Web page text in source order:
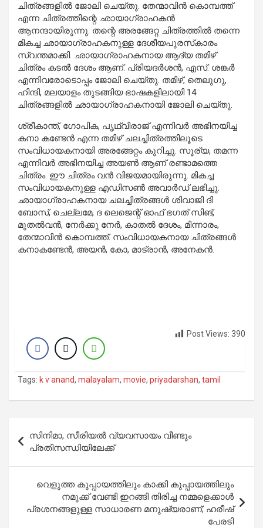
ചിത്രങ്ങളില്‍ ജോലി ചെയ്തു. തേന്മാവിന്‍ കൊമ്പത്ത്
എന്ന ചിത്രത്തിന്റെ ഛായാഗ്രാഹകന്‍
ആനന്ദായിരുന്നു. തന്റെ അരങ്ങേറ്റ ചിത്രത്തില്‍ തന്നെ
മികച്ച ഛായാഗ്രാഹകനുള്ള ദേശീയപുരസ്‌കാരം
സ്വന്തമാക്കി. ഛായാഗ്രാഹകനായ ആദ്യ തമിഴ്
ചിത്രം കടല്‍ ദേശം ആണ്. പ്രിയദര്‍ശന്‍, എസ്. ശങ്കര്‍
എന്നിവരോടൊപ്പം ജോലി ചെയ്തു. തമിഴ്, തെലുഗു,
ഹിന്ദി, മലയാളം തുടങ്ങിയ ഭാഷകളിലായി 14
ചിത്രങ്ങളില്‍ ഛായാഗ്രാഹകനായി ജോലി ചെയ്തു.
ശ്രീകാന്ത്, ഗോപിക, പൃഥ്വിരാജ് എന്നിവര്‍ അഭിനയിച്ച
കനാ കണ്ടേന്‍ എന്ന തമിഴ് ചലച്ചിത്രത്തിലൂടെ
സംവിധായകനായി അരങ്ങേറ്റം കുറിച്ചു. സൂര്യ, തമന്ന
എന്നിവര്‍ അഭിനയിച്ച അയണ്‍ ആണ് രണ്ടാമത്തെ
ചിത്രം. ഈ ചിത്രം വന്‍ വിജയമായിരുന്നു. മികച്ച
സംവിധായകനുള്ള എഡിസണ്‍ അവാര്‍ഡ് ലഭിച്ചു.
ഛായാഗ്രാഹകനായ ചലച്ചിത്രങ്ങള്‍ ശിവാജി ദി
ബോസ്, ചെല്ലമേ, ദ ലെജെന്റ് ഓഫ് ഭഗത് സിങ്,
മുതല്‍വന്‍, നേര്‍ക്കു നേര്‍, കാതല്‍ ദേശം, മിന്നാരം,
തേന്മാവിന്‍ കൊമ്പത്ത്. സംവിധായകനായ ചിത്രങ്ങള്‍
കനാകണ്ടേന്‍, അയന്‍, കോ, മാട്രാന്‍, അനേകന്‍.
Post Views: 390
Tags: k v anand, malayalam, movie, priyadarshan, tamil
navigation
സിനിമാ, സീരിയല്‍ വ്യവസായം വീണ്ടും
പ്രതിസന്ധിയിലേക്ക്
വെളുത്ത കുപ്പായത്തിലും കാക്കി കുപ്പായത്തിലും
നമുക്ക് വേണ്ടി ഇറങ്ങി തിരിച്ച നമ്മളെക്കാൾ
പ്രശനങ്ങളുള്ള സാധാരണ മനുഷ്യരാണ്; ഹരീഷ്
പേരടി